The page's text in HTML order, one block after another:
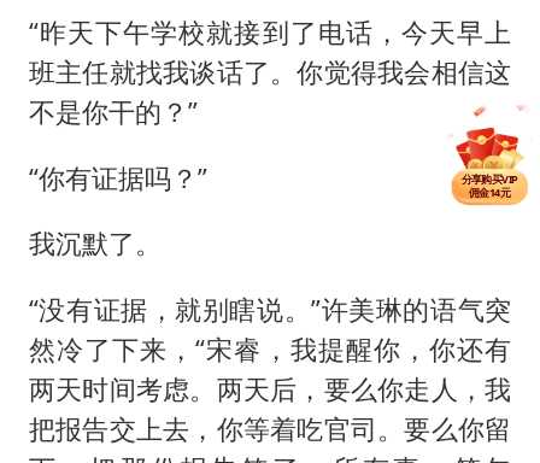
“昨天下午学校就接到了电话，今天早上
班主任就找我谈话了。你觉得我会相信这
不是你干的？”
“你有证据吗？”
我沉默了。
“没有证据，就别瞎说。”许美琳的语气突
然冷了下来，“宋睿，我提醒你，你还有
两天时间考虑。两天后，要么你走人，我
把报告交上去，你等着吃官司。要么你留
分享单篇
佣金2.5元
分享购买VIP
佣金14元